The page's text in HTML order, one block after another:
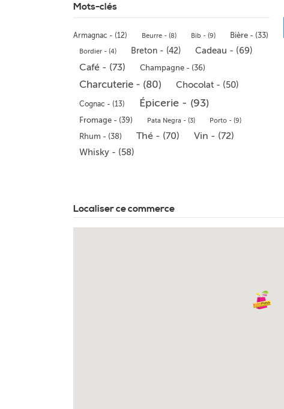
Mots-clés
Armagnac - (12) Beurre - (8) Bib - (9) Bière - (33)
Bordier - (4) Breton - (42)
Cadeau - (69)
Café - (73)
Champagne - (36)
Charcuterie - (80) Chocolat - (50)
Cognac - (13) Épicerie - (93)
Fromage - (39) Pata Negra - (3) Porto - (9)
Rhum - (38) Thé - (70) Vin - (72)
Whisky - (58)
Localiser ce commerce